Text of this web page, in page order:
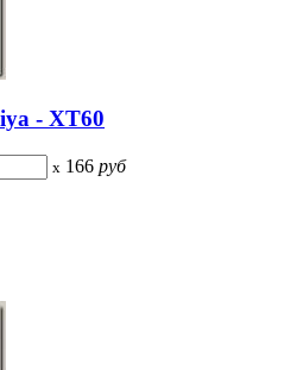
- XT60
x 166 руб